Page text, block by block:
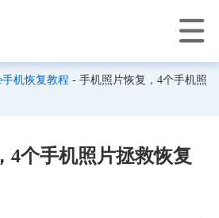
手机恢复教程 - 手机照片恢复，4个手机照
4个手机照片拯救恢复